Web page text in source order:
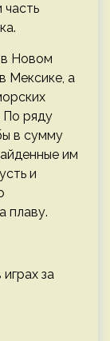
часть
в Новом
Мексике, а
По ряду
в сумму
им
и
плаву.
за